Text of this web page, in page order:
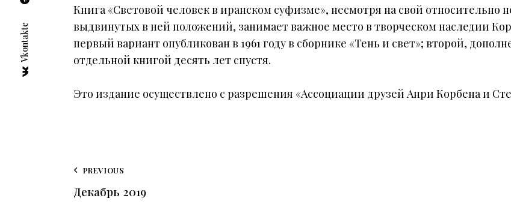
Книга «Cветовой человек в иранском суфизме», несмотря на свой
выдвинутых в ней положений, занимает важное место в творческом наследии
первый вариант опубликован в 1961 году в сборнике «Тень и свет»; второй,
отдельной книгой десять лет спустя.
Это издание осуществлено с разрешения «Ассоциации друзей Анри Корбена и
PREVIOUS
Декабрь 2019
Vkontakte